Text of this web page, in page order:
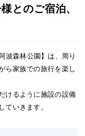
とのご宿泊、
波森林公園】は、周り
ら家族での旅行を楽し
けるように施設の設備
ていきます。